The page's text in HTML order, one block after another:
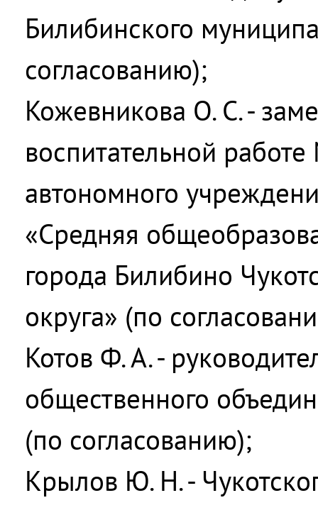
Билибинского
согласованию);
Кожевникова О. С. -
воспитательной
автономного
«Средняя
города Билибино
округа» (по
Котов Ф. А. -
общественного
(по согласованию);
Крылов Ю. Н. -